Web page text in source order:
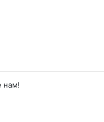
нам!